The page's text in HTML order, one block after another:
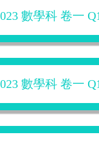
數學科 卷一
數學科 卷一